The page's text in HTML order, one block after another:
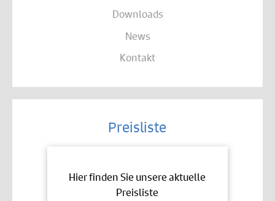
Downloads
News
Kontakt
Preisliste
Hier finden Sie unsere aktuelle
Preisliste